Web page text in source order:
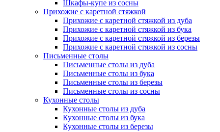
Шкафы-купе из сосны
Прихожие с каретной стяжкой
Прихожие с каретной стяжкой из дуба
Прихожие с каретной стяжкой из бука
Прихожие с каретной стяжкой из березы
Прихожие с каретной стяжкой из сосны
Письменные столы
Письменные столы из дуба
Письменные столы из бука
Письменные столы из березы
Письменные столы из сосны
Кухонные столы
Кухонные столы из дуба
Кухонные столы из бука
Кухонные столы из березы